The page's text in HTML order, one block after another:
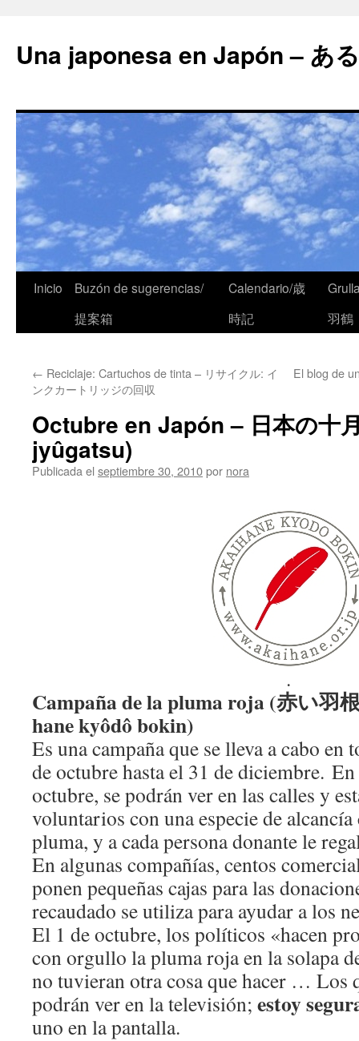
Una japonesa en Japón – あ
Inicio
Buzón de sugerencias/
提案箱
Calendario/歳
時記
羽鶴
← Reciclaje: Cartuchos de tinta – リサイクル: イ
ンクカートリッジの回収
El blog de
Octubre en Japón – 日本の十
jyûgatsu)
Publicada el septiembre 30, 2010por nora
.
Campaña de la pluma roja (赤い羽
hane kyôdô bokin)
Es una campaña que se lleva a cabo en
de octubre hasta el 31 de diciembre.
octubre, se podrán ver en las calles y
voluntarios con una especie de
pluma, y a cada persona donante le
En algunas compañías, centos
ponen pequeñas cajas para las
recaudado se utiliza para ayudar a los
El 1 de octubre, los políticos «hacen
con orgullo la pluma roja en la solapa
no tuvieran otra cosa que hacer … Los
podrán ver en la televisión; estoy
uno en la pantalla.